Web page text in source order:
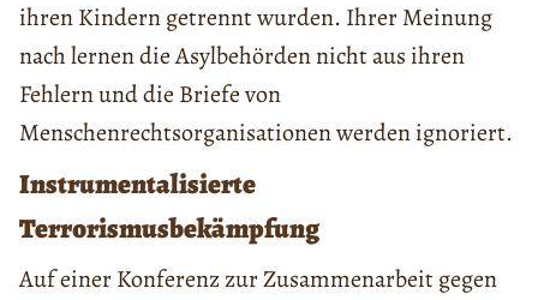
ihren Kindern getrennt wurden. Ihrer Meinung
nach lernen die Asylbehörden nicht aus ihren
Fehlern und die Briefe von
Menschenrechtsorganisationen werden ignoriert.
Instrumentalisierte
Terrorismusbekämpfung
Auf einer Konferenz zur Zusammenarbeit gegen